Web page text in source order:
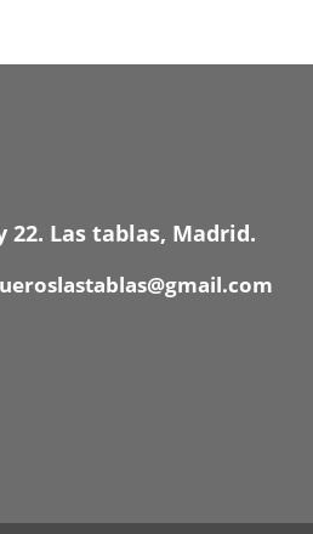
22. Las tablas, Madrid.